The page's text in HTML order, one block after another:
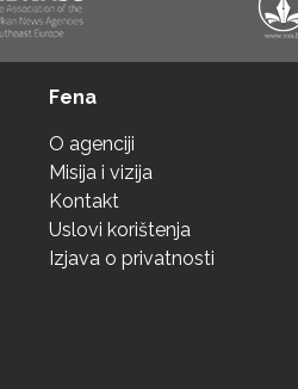
Fena
O agenciji
Misija i vizija
Kontakt
Uslovi korištenja
Izjava o privatnosti